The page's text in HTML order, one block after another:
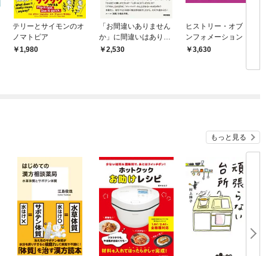
テリーとサイモンのオ
ノマトピア
1,980
「お間違いありません
か」に間違いはありま
せんか――「正しい日
2,530
ヒストリー・オブ・イ
ンフォメーション
3,630
もっと見る